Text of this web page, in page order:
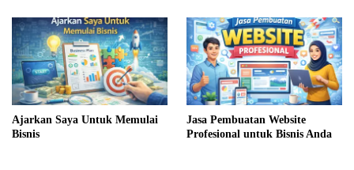
Ajarkan Saya Untuk Memulai
Bisnis
Jasa Pembuatan Website
Profesional untuk Bisnis Anda